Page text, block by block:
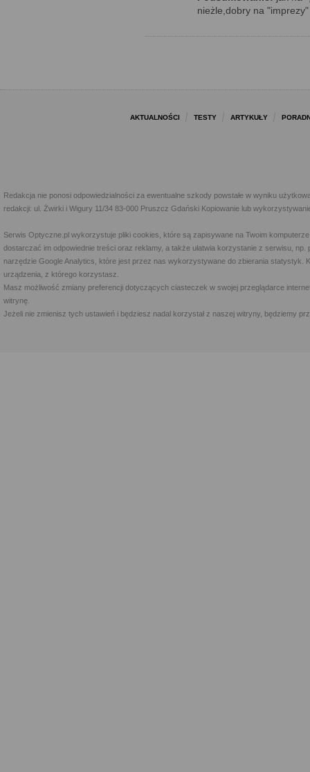
nieżle,dobry na "imprezy"
AKTUALNOŚCI TESTY ARTYKUŁY
Redakcja nie ponosi odpowiedzialności za ewentualne szkody powstałe w wyniku
redakcji: ul. Żwirki i Wigury 11/34 83-000 Pruszcz Gdański Kopiowanie lub
Serwis Optyczne.pl wykorzystuje pliki cookies, które są zapisywane na Twoim
dostarczać im odpowiednie treści oraz reklamy, a także ułatwia korzystanie z serwisu,
narzędzie Google Analytics, które jest przez nas wykorzystywane do zbierania statystyk.
urządzenia, z którego korzystasz.
Masz możliwość zmiany preferencji dotyczących ciasteczek w swojej przeglądarce
witrynę.
Jeżeli nie zmienisz tych ustawień i będziesz nadal korzystał z naszej witryny, będziemy